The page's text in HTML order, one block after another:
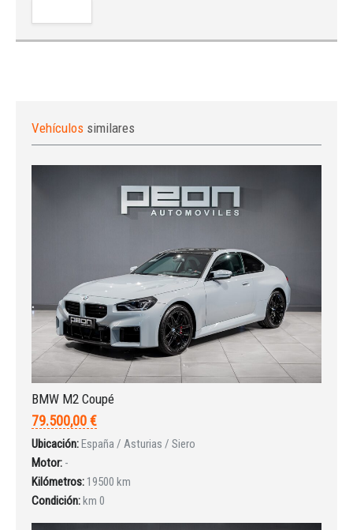
Iniciar sesión
Vehículos similares
BMW M2 Coupé
79.500,00 €
Ubicación:España / Asturias / Siero
Motor: -
Kilómetros: 19500 km
Condición:km 0